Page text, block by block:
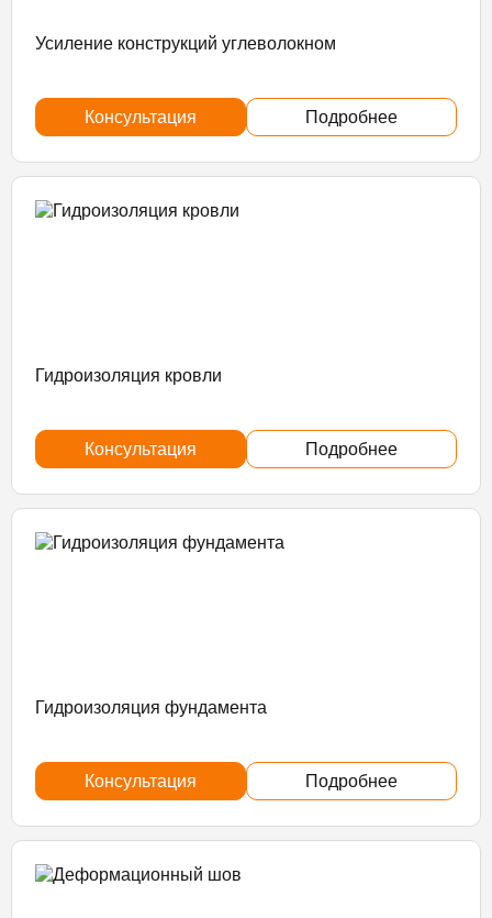
Усиление конструкций углеволокном
Консультация Подробнее
Гидроизоляция кровли
Консультация Подробнее
Гидроизоляция фундамента
Консультация Подробнее